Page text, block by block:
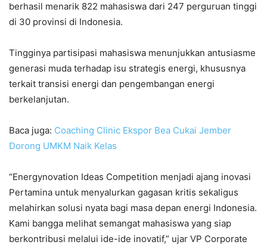
berhasil menarik 822 mahasiswa dari 247 perguruan tinggi
di 30 provinsi di Indonesia.
Tingginya partisipasi mahasiswa menunjukkan antusiasme
generasi muda terhadap isu strategis energi, khususnya
terkait transisi energi dan pengembangan energi
berkelanjutan.
Baca juga: Coaching Clinic Ekspor Bea Cukai Jember
Dorong UMKM Naik Kelas
“Energynovation Ideas Competition menjadi ajang inovasi
Pertamina untuk menyalurkan gagasan kritis sekaligus
melahirkan solusi nyata bagi masa depan energi Indonesia.
Kami bangga melihat semangat mahasiswa yang siap
berkontribusi melalui ide-ide inovatif,” ujar VP Corporate